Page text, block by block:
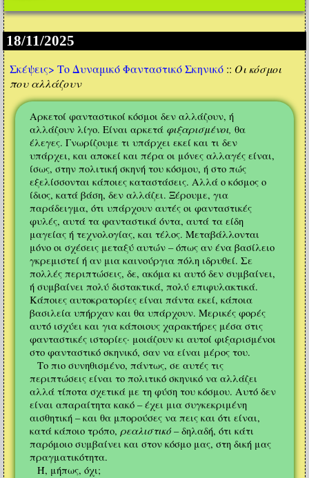
18/11/2025
Σκέψεις> Το Δυναμικό Φανταστικό Σκηνικό :: Οι κόσμοι
που αλλάζουν
Αρκετοί φανταστικοί κόσμοι δεν αλλάζουν, ή
αλλάζουν λίγο. Είναι αρκετά φιξαρισμένοι, θα
έλεγες. Γνωρίζουμε τι υπάρχει εκεί και τι δεν
υπάρχει, και αποκεί και πέρα οι μόνες αλλαγές είναι,
ίσως, στην πολιτική σκηνή του κόσμου, ή στο πώς
εξελίσσονται κάποιες καταστάσεις. Αλλά ο κόσμος ο
ίδιος, κατά βάση, δεν αλλάζει. Ξέρουμε, για
παράδειγμα, ότι υπάρχουν αυτές οι φανταστικές
φυλές, αυτά τα φανταστικά όντα, αυτά τα είδη
μαγείας ή τεχνολογίας, και τέλος. Μεταβάλλονται
μόνο οι σχέσεις μεταξύ αυτών – όπως αν ένα βασίλειο
γκρεμιστεί ή αν μια καινούργια πόλη ιδρυθεί. Σε
πολλές περιπτώσεις, δε, ακόμα κι αυτό δεν συμβαίνει,
ή συμβαίνει πολύ διστακτικά, πολύ επιφυλακτικά.
Κάποιες αυτοκρατορίες είναι πάντα εκεί, κάποια
βασιλεία υπήρχαν και θα υπάρχουν. Μερικές φορές
αυτό ισχύει και για κάποιους χαρακτήρες μέσα στις
φανταστικές ιστορίες· μοιάζουν κι αυτοί φιξαρισμένοι
στο φανταστικό σκηνικό, σαν να είναι μέρος του.
Το πιο συνηθισμένο, πάντως, σε αυτές τις
περιπτώσεις είναι το πολιτικό σκηνικό να αλλάζει
αλλά τίποτα σχετικά με τη φύση του κόσμου. Αυτό δεν
είναι απαραίτητα κακό – έχει μια συγκεκριμένη
αισθητική – και θα μπορούσες να πεις και ότι είναι,
κατά κάποιο τρόπο, ρεαλιστικό– δηλαδή, ότι κάτι
παρόμοιο συμβαίνει και στον κόσμο μας, στη δική μας
πραγματικότητα.
Ή, μήπως, όχι;